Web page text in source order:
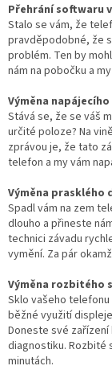
Přehrání softwaru
Stalo se vám, že
pravděpodobné, že
problém. Ten by
nám na pobočku a
Výměna
Stává se, že se váš
určité poloze? Na
zprávou je, že tato
telefon a my vám
Výměna prasklého
Spadl vám na zem
dlouho a přineste
technici závadu
vymění. Za pár
Výměna rozbitého
Sklo vašeho telefonu
běžné využití
Doneste své
diagnostiku. Rozbité
minutách.